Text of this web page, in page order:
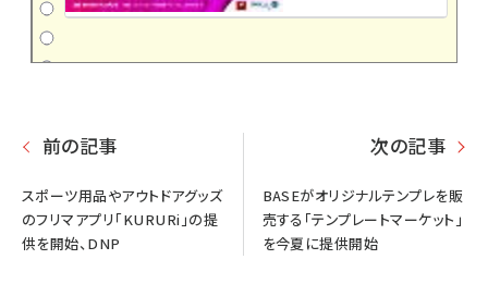
前の記事
スポーツ用品やアウトドアグッズ
のフリマアプリ「KURURi」の提
供を開始、DNP
次の記事
BASEがオリジナルテンプレを販
売する「テンプレートマーケット」
を今夏に提供開始